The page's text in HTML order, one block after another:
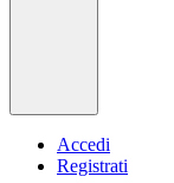
Accedi
Registrati